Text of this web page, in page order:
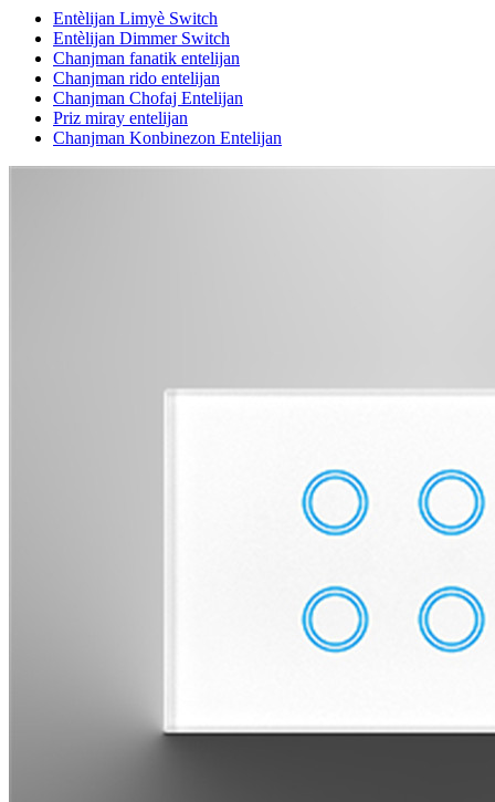
Entèlijan Limyè Switch
Entèlijan Dimmer Switch
Chanjman fanatik entelijan
Chanjman rido entelijan
Chanjman Chofaj Entelijan
Priz miray entelijan
Chanjman Konbinezon Entelijan